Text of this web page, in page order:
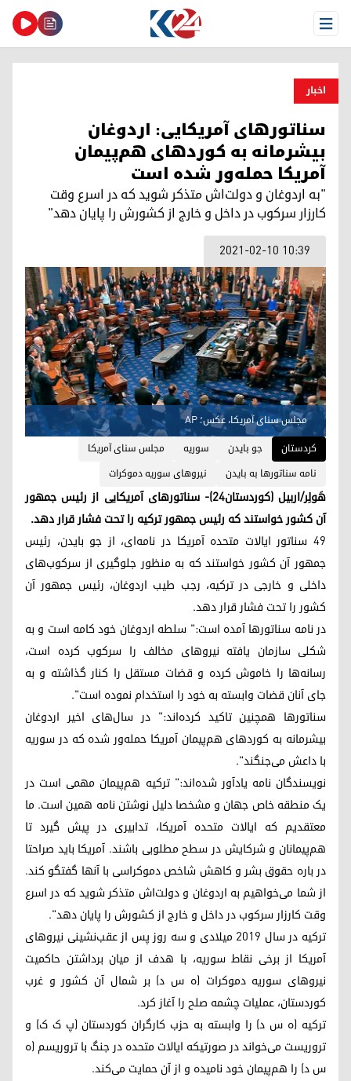
Open Menu
اخبار
سناتورهای آمریکایی: اردوغان
بیشرمانه به کوردهای هم‌پیمان
آمریکا حمله‌ور شده است
"به اردوغان و دولت‌‌اش متذکر شوید که در اسرع وقت
کارزار سرکوب در داخل و خارج از کشورش را پایان دهد"
2021-02-10 10:39
مجلس سنای آمریکا، عکس؛ AP
کردستان
جو بایدن سوریه
مجلس سنای آمریکا
نامه سناتورها به بایدن
نیروهای سوریه دموکرات
هَولِر/اربیل (کوردستان٢٤)- سناتورهای آمریکایی از رئیس جمهور
آن کشور خواستند که رئیس جمهور ترکیه را تحت فشار قرار دهد.
٤٩ سناتور ایالات متحده آمریکا در نامه‌ای، از جو بایدن، رئیس
جمهور آن کشور خواستند که به منظور جلوگیری از سرکوب‌های
داخلی و خارجی در ترکیه، رجب طیب اردوغان، رئیس جمهور آن
کشور را تحت فشار قرار دهد.
در نامه سناتورها آمده است:" سلطه اردوغان خود کامه است و به
شکلی سازمان یافته نیروهای مخالف را سرکوب کرده است،
رسانه‌‌ها را خاموش کرده و قضات مستقل را کنار گذاشته و به
جای آنان قضات وابسته به خود را استخدام نموده است".
سناتورها همچنین تاکید کرده‌اند:" در سال‌های اخیر اردوغان
بیشرمانه به کوردهای هم‌پیمان آمریکا حمله‌ور شده که در سوریه
با داعش می‌جنگند".
نویسندگان نامه یادآور شده‌اند:" ترکیه هم‌پیمان مهمی است در
یک منطقه خاص جهان و مشخصا دلیل نوشتن نامه همین است. ما
معتقدیم که ایالات متحده آمریکا، تدابیری در پیش گیرد تا
هم‌پیمانان و شرکایش در سطح مطلوبی باشند. آمریکا باید صراحتا
در باره حقوق بشر و کاهش شاخص دموکراسی با آنها گفتگو کند.
از شما می‌خواهیم به اردوغان و دولت‌‌اش متذکر شوید که در اسرع
وقت کارزار سرکوب در داخل و خارج از کشورش را پایان دهد".
ترکیه در سال ٢٠١٩ میلادی و سە روز پس از عقب‌نشینی نیروهای
آمریکا از برخی نقاط سوریه، با هدف از میان برداشتن حاکمیت
نیروهای سوریه دموکرات (ه س د) بر شمال آن کشور و غرب
کوردستان، عملیات چشمه صلح را آغاز کرد.
ترکیه (ه س د) را وابسته به حزب کارگران کوردستان (پ ک ک) و
تروریست می‌خواند در صورتیکه ایالات متحده در جنگ با تروریسم (ه
س د) را هم‌پیمان خود نامیده و از آن حمایت می‌کند.